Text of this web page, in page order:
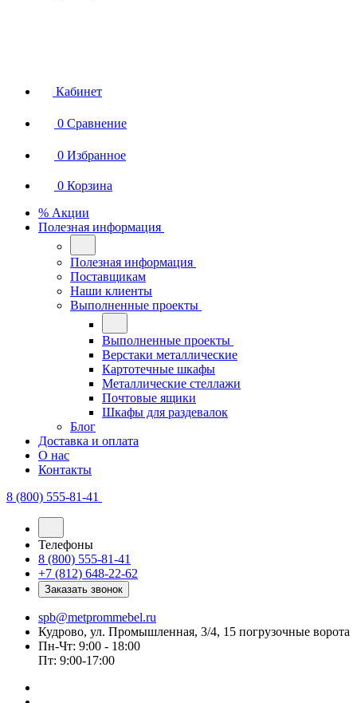
Кабинет
0 Сравнение
0 Избранное
0 Корзина
% Акции
Полезная информация
Полезная информация
Поставщикам
Наши клиенты
Выполненные проекты
Выполненные проекты
Верстаки металлические
Картотечные шкафы
Металлические стеллажи
Почтовые ящики
Шкафы для раздевалок
Блог
Доставка и оплата
О нас
Контакты
8 (800) 555-81-41
Телефоны
8 (800) 555-81-41
+7 (812) 648-22-62
Заказать звонок
spb@metprommebel.ru
Кудрово, ул. Промышленная, 3/4, 15 погрузочные ворота
Пн-Чт: 9:00 - 18:00
Пт: 9:00-17:00